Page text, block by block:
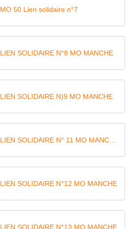
MO 50 Lien solidaire n°7
LIEN SOLIDAIRE N°8 MO MANCHE
LIEN SOLIDAIRE N)9 MO MANCHE
LIEN SOLIDAIRE N°12 MO MANCHE
LIEN SOLIDAIRE N°13 MO MANCHE